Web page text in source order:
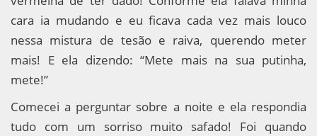
cara ia mudando e eu ficava cada vez mais louco
nessa mistura de tesão e raiva, querendo meter
mais! E ela dizendo: “Mete mais na sua putinha,
mete!”
Comecei a perguntar sobre a noite e ela respondia
tudo com um sorriso muito safado! Foi quando